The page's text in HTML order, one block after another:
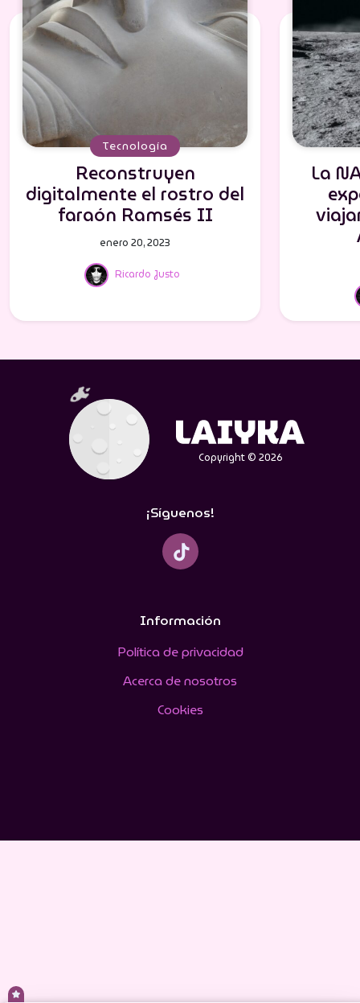
Tecnología
Reconstruyen
digitalmente el rostro del
faraón Ramsés II
Ricardo Justo
enero 20, 2023
La
Copyright © 2026
¡Síguenos!
Información
Política de privacidad
Acerca de nosotros
Cookies